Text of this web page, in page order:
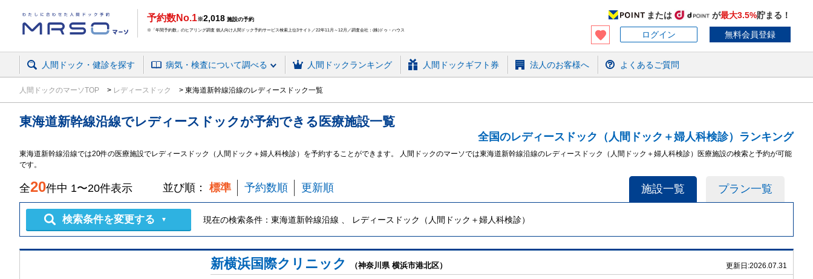
予約数No.1※2,018 施設の予約
※「年間予約数」のヒアリング調査 個人向け人間ドック予約サービス検索上位3サイト／22年11月～12月／調査会社：(株)ドゥ・ハウス
または が最大3.5%貯まる！
ログイン
無料会員登録
人間ドック・健診を探す 病気・検査について調べる 人間ドックランキング 人間ドックギフト券 法人のお客様へ よくあるご質問
人間ドックのマーソTOP レディースドック 東海道新幹線沿線のレディースドック一覧
東海道新幹線沿線でレディースドックが予約できる 医療施設一覧
全国のレディースドック（人間ドック＋婦人科検診）ランキング
東海道新幹線沿線では20件の医療施設でレディースドック（人間ドック＋婦人科検診）を予約することができます。 人間ドックのマーソでは東海道新幹線沿線のレディースドック（人間ドック＋婦人科検診）医療施設の検索と予約が可能
です。
施設一覧 プラン一覧
全20件中 1〜20件表示 並び順： 標準 予約数順 更新順
検索条件を変更する ▼ 現在の検索条件： 東海道新幹線沿線 、 レディースドック（人間ドック＋婦人科検診）
新横浜国際クリニック （神奈川県 横浜市港北区） 更新日:2026.07.31